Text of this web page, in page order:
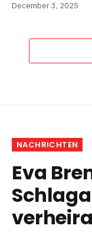
December 3, 2025
NACHRICHTEN
Eva